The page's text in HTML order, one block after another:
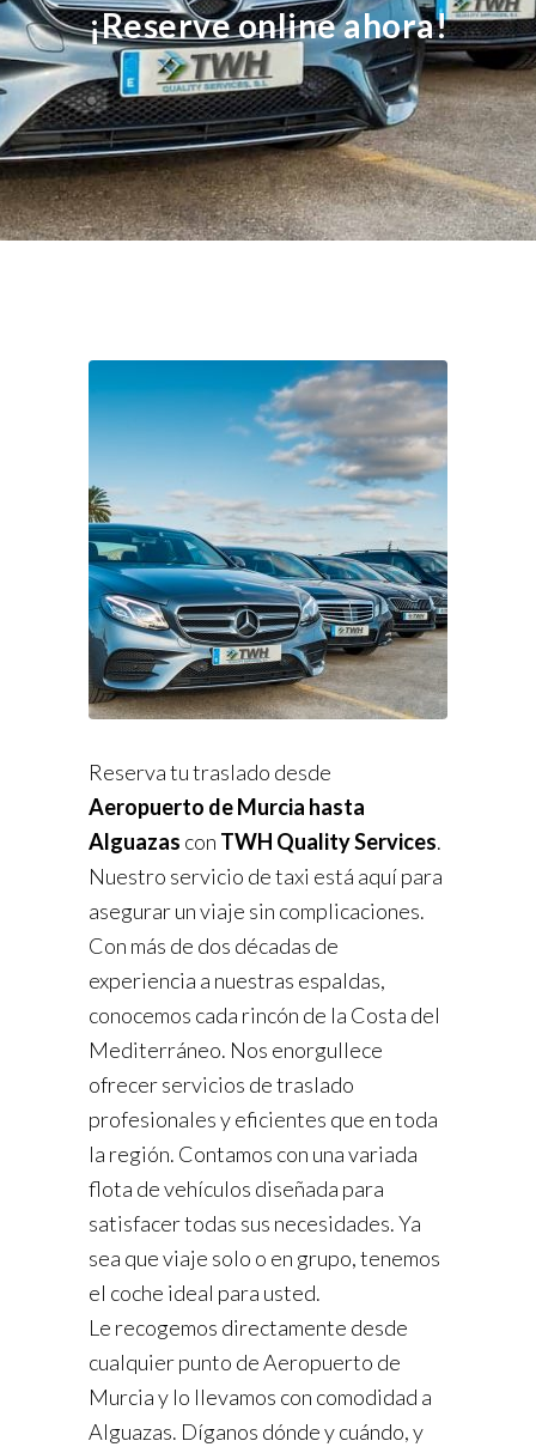
¡Reserve online ahora!
Reserva tu traslado desde
Aeropuerto de Murcia hasta
Alguazas con TWH Quality Services.
Nuestro servicio de taxi está aquí para
asegurar un viaje sin complicaciones.
Con más de dos décadas de
experiencia a nuestras espaldas,
conocemos cada rincón de la Costa del
Mediterráneo. Nos enorgullece
ofrecer servicios de traslado
profesionales y eficientes que en toda
la región. Contamos con una variada
flota de vehículos diseñada para
satisfacer todas sus necesidades. Ya
sea que viaje solo o en grupo, tenemos
el coche ideal para usted.
Le recogemos directamente desde
cualquier punto de Aeropuerto de
Murcia y lo llevamos con comodidad a
Alguazas. Díganos dónde y cuándo, y